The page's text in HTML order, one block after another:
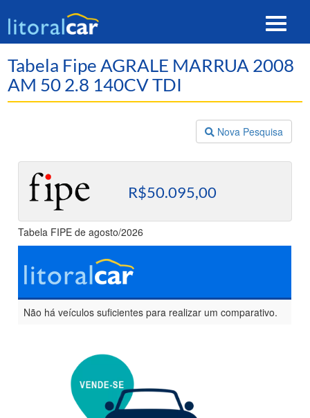
Toggle
Tabela Fipe AGRALE MARRUA 2008
AM 50 2.8 140CV TDI
Nova Pesquisa
R$50.095,00
Tabela FIPE de agosto/2026
Não há veículos suficientes para realizar um comparativo.